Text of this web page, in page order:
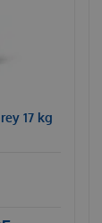
17 kg